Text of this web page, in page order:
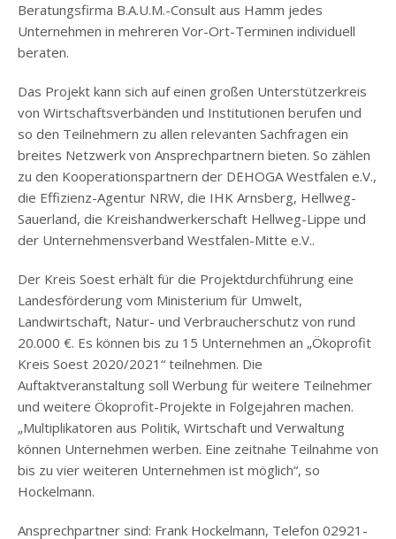
Beratungsfirma B.A.U.M.-Consult aus Hamm jedes
Unternehmen in mehreren Vor-Ort-Terminen individuell
beraten.
Das Projekt kann sich auf einen großen Unterstützerkreis
von Wirtschaftsverbänden und Institutionen berufen und
so den Teilnehmern zu allen relevanten Sachfragen ein
breites Netzwerk von Ansprechpartnern bieten. So zählen
zu den Kooperationspartnern der DEHOGA Westfalen e.V.,
die Effizienz-Agentur NRW, die IHK Arnsberg, Hellweg-
Sauerland, die Kreishandwerkerschaft Hellweg-Lippe und
der Unternehmensverband Westfalen-Mitte e.V..
Der Kreis Soest erhält für die Projektdurchführung eine
Landesförderung vom Ministerium für Umwelt,
Landwirtschaft, Natur- und Verbraucherschutz von rund
20.000 €. Es können bis zu 15 Unternehmen an „Ökoprofit
Kreis Soest 2020/2021“ teilnehmen. Die
Auftaktveranstaltung soll Werbung für weitere Teilnehmer
und weitere Ökoprofit-Projekte in Folgejahren machen.
„Multiplikatoren aus Politik, Wirtschaft und Verwaltung
können Unternehmen werben. Eine zeitnahe Teilnahme von
bis zu vier weiteren Unternehmen ist möglich“, so
Hockelmann.
Ansprechpartner sind: Frank Hockelmann, Telefon 02921-